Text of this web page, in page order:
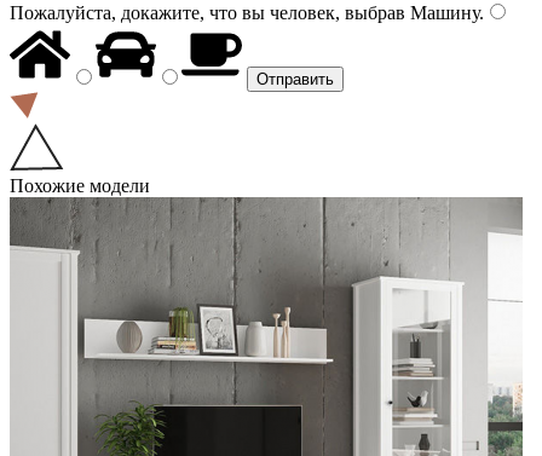
Пожалуйста, докажите, что вы человек, выбрав Машину.
Похожие модели